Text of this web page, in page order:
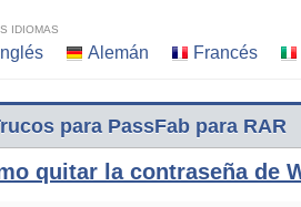
IDIOMAS
Inglés Alemán Francés
para PassFab para RAR
quitar la contraseña de